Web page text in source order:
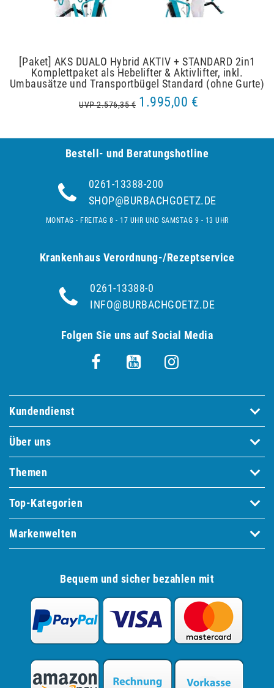
[Paket] AKS DUALO Hybrid AKTIV + STANDARD 2in1
Komplettpaket als Hebelifter & Aktivlifter, inkl.
Umbausätze und Transportbügel Standard (ohne Gurte)
UVP 2.576,35 € 1.995,00 €
Bestell- und Be­ra­tungs­hot­line
0261-13388-200
SHOP@BURBACHGOETZ.DE
MONTAG - FREITAG 8 - 17 UHR UND SAMSTAG 9 - 13 UHR
Krankenhaus Verordnung-/Rezeptservice
0261-13388-0
INFO@BURBACHGOETZ.DE
Folgen Sie uns auf Social Media
Kundendienst
Über uns
Themen
Top-Kategorien
Markenwelten
Bequem und sicher bezahlen mit